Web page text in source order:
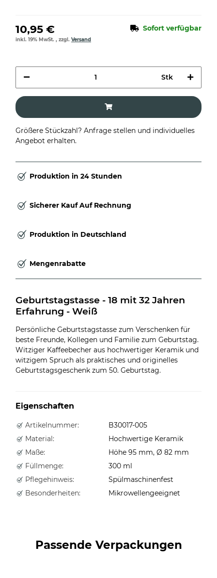
10,95 € Sofort verfügbar
inkl. 19% MwSt. , zzgl. Versand
Stk
Größere Stückzahl? Anfrage stellen und individuelles
Angebot erhalten.
Produktion in 24 Stunden
Sicherer Kauf Auf Rechnung
Produktion in Deutschland
Mengenrabatte
Geburtstagstasse - 18 mit 32 Jahren
Erfahrung - Weiß
Persönliche Geburtstagstasse zum Verschenken für
beste Freunde, Kollegen und Familie zum Geburtstag.
Witziger Kaffeebecher aus hochwertiger Keramik und
witzigem Spruch als praktisches und originelles
Geburtstagsgeschenk zum 50. Geburtstag.
Eigenschaften
Artikelnummer:
B30017-005
Material:
Hochwertige Keramik
Maße:
Höhe 95 mm, Ø 82 mm
Füllmenge:
300 ml
Pflegehinweis:
Spülmaschinenfest
Besonderheiten:
Mikrowellengeeignet
Passende Verpackungen